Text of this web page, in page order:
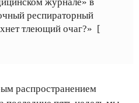
журнале» в
респираторный
тлеющий очаг?» [
распространением